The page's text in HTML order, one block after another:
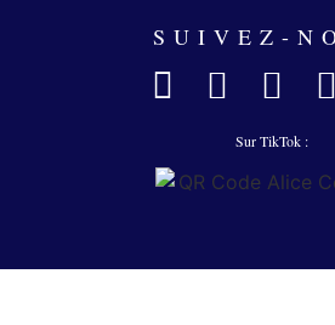
SUIVEZ-
Sur TikTok :